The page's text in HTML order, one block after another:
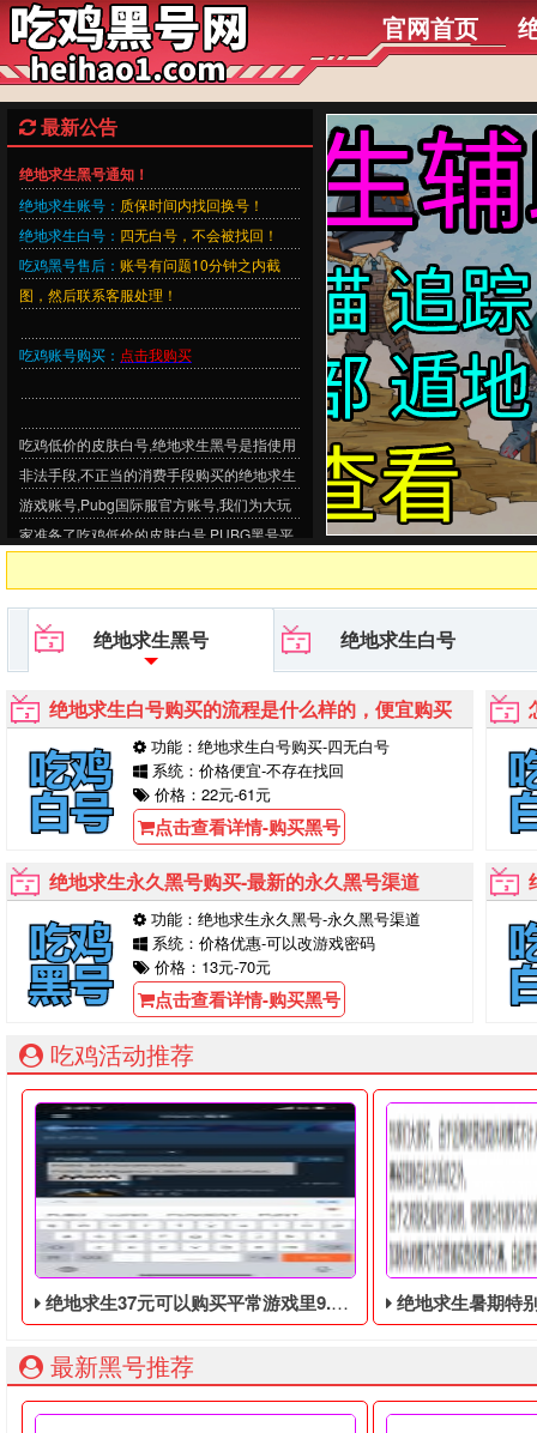
官网首页
最新公告
绝地求生黑号通知！
绝地求生账号： 质保时间内找回换号！
绝地求生白号： 四无白号，不会被找回！
吃鸡黑号售后： 账号有问题10分钟之内截
图，然后联系客服处理！
吃鸡账号购买： 点击我购买
吃鸡低价的皮肤白号,绝地求生黑号是指使用
非法手段,不正当的消费手段购买的绝地求生
游戏账号,Pubg国际服官方账号,我们为大玩
家准备了吃鸡低价的皮肤白号,PUBG黑号平
绝地求生黑号 绝地求生白号
绝地求生白号购买的流程是什么样的，便宜购买
功能：绝地求生白号购买-四无白号
系统：价格便宜-不存在找回
价格：22元-61元
点击查看详情-购买黑号
绝地求生永久黑号购买-最新的永久黑号渠道
功能：绝地求生永久黑号-永久黑号渠道
系统：价格优惠-可以改游戏密码
价格：13元-70元
点击查看详情-购买黑号
吃鸡活动推荐
绝地求生37元可以购买平常游戏里9.9美元的DLC礼包 绝地求生暑期特
最新黑号推荐